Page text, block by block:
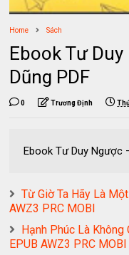
Home Sách
Ebook Tư
Dũng PDF
0 Trương Định
Ebook Tư Duy Ngược
Từ Giờ Ta Hãy Là
AWZ3 PRC MOBI
Hạnh Phúc Là
EPUB AWZ3 PRC MOBI